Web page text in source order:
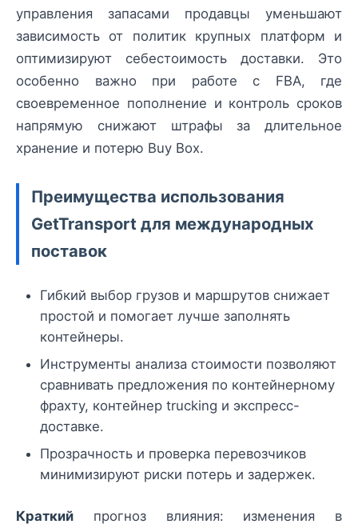
управления запасами продавцы уменьшают
зависимость от политик крупных платформ и
оптимизируют себестоимость доставки. Это
особенно важно при работе с FBA, где
своевременное пополнение и контроль сроков
напрямую снижают штрафы за длительное
хранение и потерю Buy Box.
Преимущества использования
GetTransport для международных
поставок
Гибкий выбор грузов и маршрутов снижает
простой и помогает лучше заполнять
контейнеры.
Инструменты анализа стоимости позволяют
сравнивать предложения по контейнерному
фрахту, контейнер trucking и экспресс-
доставке.
Прозрачность и проверка перевозчиков
минимизируют риски потерь и задержек.
Краткий прогноз влияния: изменения в